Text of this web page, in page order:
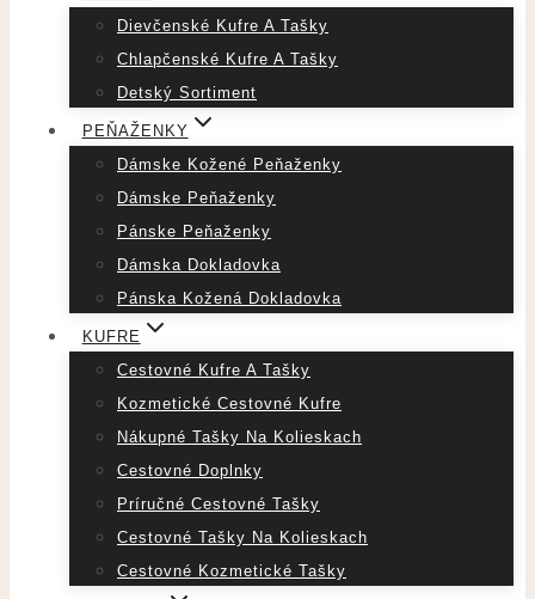
Dievčenské Kufre A Tašky
Chlapčenské Kufre A Tašky
Detský Sortiment
PEŇAŽENKY
Dámske Kožené Peňaženky
Dámske Peňaženky
Pánske Peňaženky
Dámska Dokladovka
Pánska Kožená Dokladovka
KUFRE
Cestovné Kufre A Tašky
Kozmetické Cestovné Kufre
Nákupné Tašky Na Kolieskach
Cestovné Doplnky
Príručné Cestovné Tašky
Cestovné Tašky Na Kolieskach
Cestovné Kozmetické Tašky